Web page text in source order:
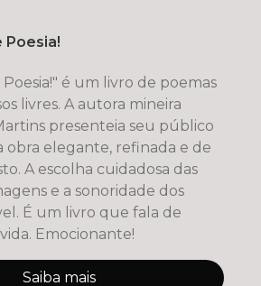
Poesia!
Poesia!" é um livro de poemas
livres. A autora mineira
presenteia seu público
obra elegante, refinada e de
A escolha cuidadosa das
e a sonoridade dos
É um livro que fala de
Emocionante!
Saiba mais